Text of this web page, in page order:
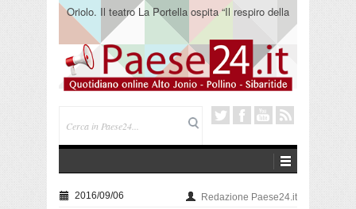
Oriolo. Il teatro La Portella ospita “Il respiro della
terra” del collettivo 365
2016/09/06 Redazione Paese24.it